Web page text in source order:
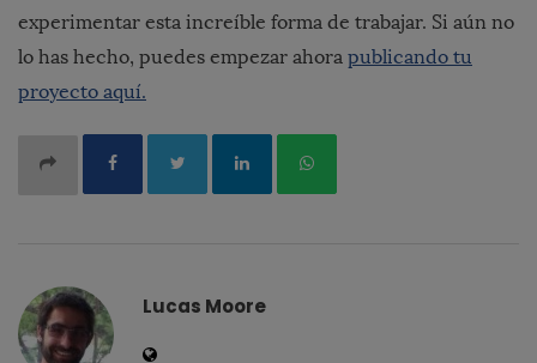
experimentar esta increíble forma de trabajar. Si aún no
lo has hecho, puedes empezar ahora publicando tu
proyecto aquí.
Lucas Moore